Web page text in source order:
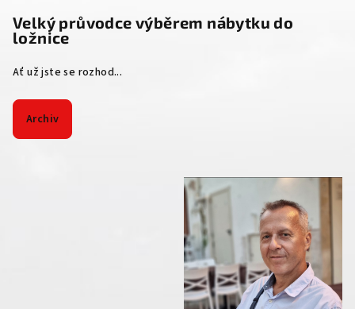
Velký průvodce výběrem nábytku do
ložnice
Ať už jste se rozhod...
Archiv